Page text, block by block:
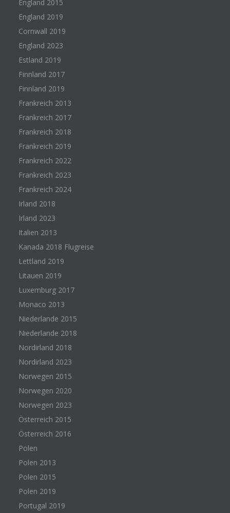
England 2015
England 2019
Cornwall 2019
England 2023
Estland 2019
Finnland 2017
Finnland 2019
Frankreich 2013
Frankreich 2017
Frankreich 2018
Frankreich 2019
Frankreich 2022
Frankreich 2023
Frankreich 2024
Irland 2018
Irland 2023
Italien 2013
Kanada 2018 Flugreise
Lettland 2019
Litauen 2019
Luxemburg 2017
Monaco 2013
Niederlande 2015
Niederlande 2018
Nordirland 2018
Nordirland 2023
Norwegen 2015
Norwegen 2020
Norwegen 2023
Österreich 2015
Österreich 2016
Polen
Polen 2013
Polen 2015
Polen 2019
Portugal 2019